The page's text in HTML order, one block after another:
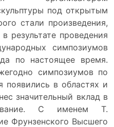
под открытым
стали произведения,
результате проведения
симпозиумов
по настоящее время.
симпозиумов по
появились в областях и
значительный вклад в
С именем Т.
Фрунзенского Высшего